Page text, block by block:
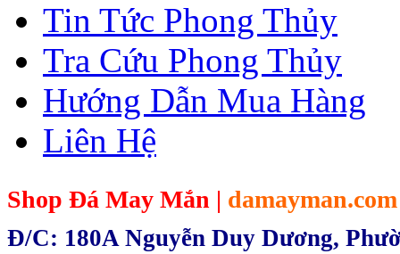
Tin Tức Phong Thủy
Tra Cứu Phong Thủy
Hướng Dẫn Mua Hàng
Liên Hệ
Shop Đá May Mắn | damayman.com
Đ/C: 180A Nguyễn Duy Dương,